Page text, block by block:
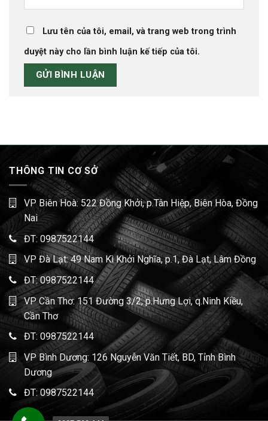
Lưu tên của tôi, email, và trang web trong trình
duyệt này cho lần bình luận kế tiếp của tôi.
THÔNG TIN CƠ SỞ
VP Biên Hoà: 522 Đồng Khởi, p.Tân Hiệp, Biên Hòa, Đồng
Nai
ĐT: 0987522144
VP Đà Lạt: 49 Nam Kì Khởi Nghĩa, p.1, Đà Lạt, Lâm Đồng
ĐT:0987522144
VP Cần Thơ: 151 Đường 3/2, p.Hưng Lợi, q.Ninh Kiều,
Cần Thơ
ĐT: 0987522144
VP Bình Dương: 126 Nguyễn Văn Tiết, BD, Tỉnh Bình
Dương
ĐT: 0987522144